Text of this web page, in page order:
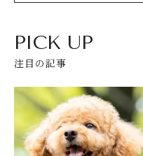
PICK UP
注目の記事